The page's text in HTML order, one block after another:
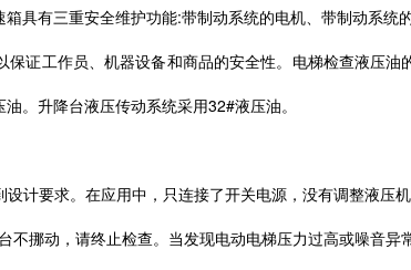
具有三重安全维护功能:带制动系统的电机、带制动系统
证工作员、机器设备和商品的安全性。电梯检查液压
。升降台液压传动系统采用32#液压油。
计要求。在应用中，只连接了开关电源，没有调整液
不挪动，请终止检查。当发现电动电梯压力过高或噪音